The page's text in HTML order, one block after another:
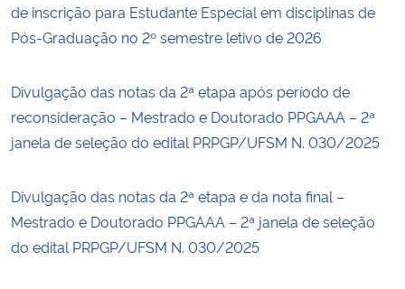
de inscrição para Estudante Especial em disciplinas de
Pós-Graduação no 2º semestre letivo de 2026
Divulgação das notas da 2ª etapa após período de
reconsideração – Mestrado e Doutorado PPGAAA – 2ª
janela de seleção do edital PRPGP/UFSM N. 030/2025
Divulgação das notas da 2ª etapa e da nota final –
Mestrado e Doutorado PPGAAA – 2ª janela de seleção
do edital PRPGP/UFSM N. 030/2025